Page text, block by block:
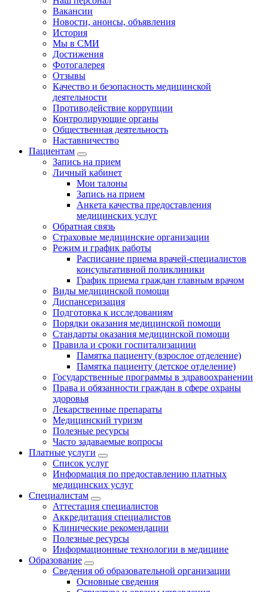
Вакансии
Новости, анонсы, объявления
История
Мы в СМИ
Достижения
Фотогалерея
Отзывы
Качество и безопасность медицинской
деятельности
Противодействие коррупции
Контролирующие органы
Общественная деятельность
Наставничество
Пациентам
Запись на прием
Личный кабинет
Мои талоны
Запись на прием
Анкета качества предоставления
медицинских услуг
Обратная связь
Страховые медицинские организации
Режим и график работы
Расписание приема врачей-специалистов
консультативной поликлиники
График приема граждан главным врачом
Виды медицинской помощи
Диспансеризация
Подготовка к исследованиям
Порядки оказания медицинской помощи
Стандарты оказания медицинской помощи
Правила и сроки госпитализациии
Памятка пациенту (взрослое отделение)
Памятка пациенту (детское отделение)
Государственные программы в здравоохранении
Права и обязанности граждан в сфере охраны
здоровья
Лекарственные препараты
Медицинский туризм
Полезные ресурсы
Часто задаваемые вопросы
Платные услуги
Список услуг
Информация по предоставлению платных
медицинских услуг
Специалистам
Аттестация специалистов
Аккредитация специалистов
Клинические рекомендации
Полезные ресурсы
Информационные технологии в медицине
Образование
Сведения об образовательной организации
Основные сведения